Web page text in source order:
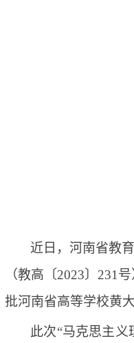
近日，河南省教
（教高〔2023〕231
批河南省高等学校黄
此次“马克思主